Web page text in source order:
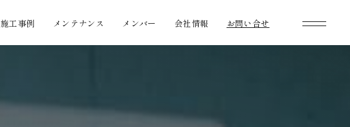
施工事例 メンテナンス メンバー 会社情報 お問い合せ